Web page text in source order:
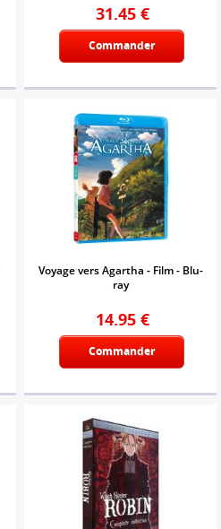
31.45 €
Commander
Voyage vers Agartha - Film - Blu-
ray
14.95 €
Commander